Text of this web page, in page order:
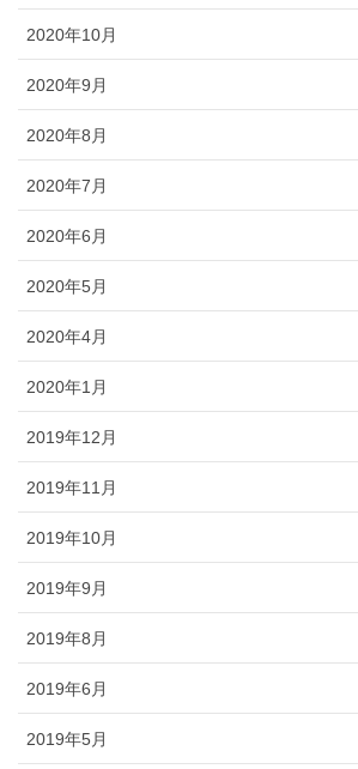
2020年10月
2020年9月
2020年8月
2020年7月
2020年6月
2020年5月
2020年4月
2020年1月
2019年12月
2019年11月
2019年10月
2019年9月
2019年8月
2019年6月
2019年5月